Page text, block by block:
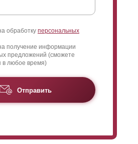
обработку персональных
получение информации
предложений (сможете
в любое время)
Отправить